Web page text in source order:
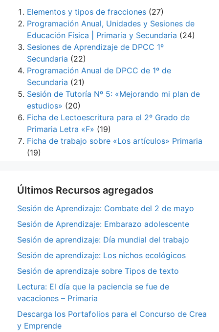
Elementos y tipos de fracciones (27)
Programación Anual, Unidades y Sesiones de
Educación Física | Primaria y Secundaria (24)
Sesiones de Aprendizaje de DPCC 1º
Secundaria (22)
Programación Anual de DPCC de 1º de
Secundaria (21)
Sesión de Tutoría Nº 5: «Mejorando mi plan de
estudios» (20)
Ficha de Lectoescritura para el 2º Grado de
Primaria Letra «F» (19)
Ficha de trabajo sobre «Los artículos» Primaria
(19)
Últimos Recursos agregados
Sesión de Aprendizaje: Combate del 2 de mayo
Sesión de Aprendizaje: Embarazo adolescente
Sesión de aprendizaje: Día mundial del trabajo
Sesión de aprendizaje: Los nichos ecológicos
Sesión de aprendizaje sobre Tipos de texto
Lectura: El día que la paciencia se fue de
vacaciones – Primaria
Descarga los Portafolios para el Concurso de Crea
y Emprende